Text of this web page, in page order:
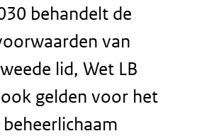
behandelt de
van
lid, Wet LB
gelden voor het